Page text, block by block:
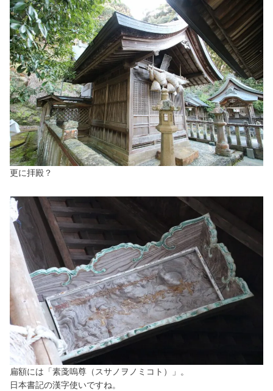
更に拝殿？
扁額には「素戔嗚尊（スサノヲノミコト）」。
日本書記の漢字使いですね。